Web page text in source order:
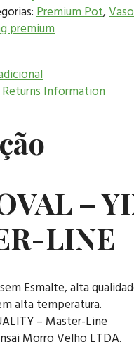
Premium Pot,
premium
Information
–
LINE
Esmalte, alta
alta temperatura.
– Master-Line
Morro Velho LTDA.